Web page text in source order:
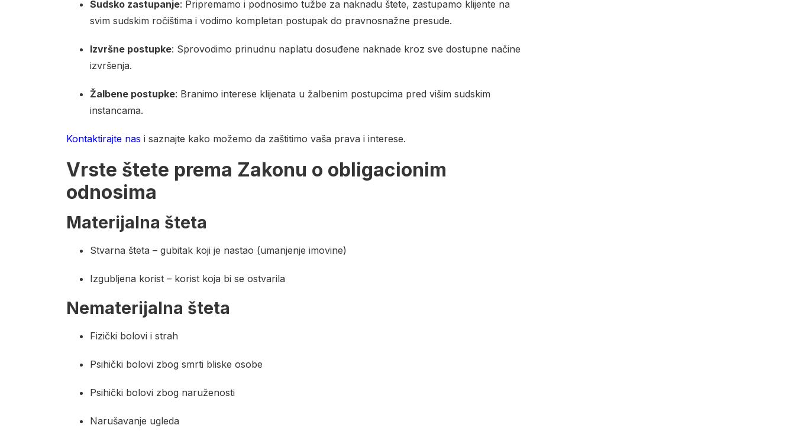
Sudsko zastupanje: Pripremamo i podnosimo tužbe za naknadu štete, zastupamo klijente na
svim sudskim ročištima i vodimo kompletan postupak do pravnosnažne presude.
Izvršne postupke: Sprovodimo prinudnu naplatu dosuđene naknade kroz sve dostupne načine
izvršenja.
Žalbene postupke: Branimo interese klijenata u žalbenim postupcima pred višim sudskim
instancama.
Kontaktirajte nas i saznajte kako možemo da zaštitimo vaša prava i interese.
Vrste štete prema Zakonu o obligacionim
odnosima
Materijalna šteta
Stvarna šteta – gubitak koji je nastao (umanjenje imovine)
Izgubljena korist – korist koja bi se ostvarila
Nematerijalna šteta
Fizički bolovi i strah
Psihički bolovi zbog smrti bliske osobe
Psihički bolovi zbog naruženosti
Narušavanje ugleda